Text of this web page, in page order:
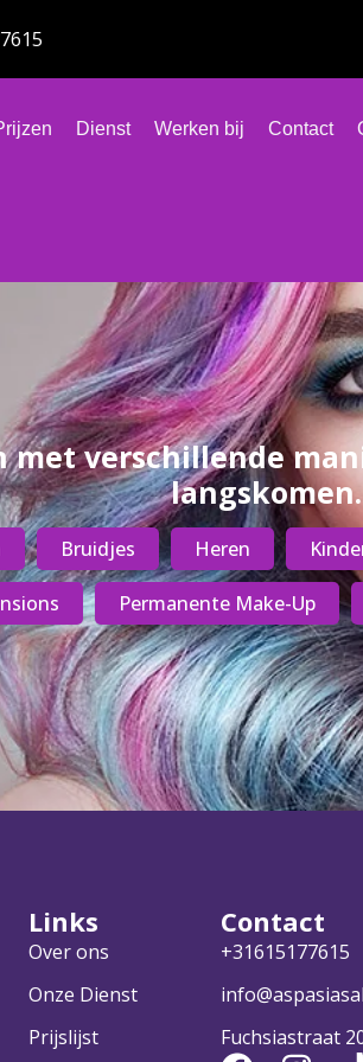
Dienst Werken bij Contact
verschillende
langskomen.
Bruidjes Heren
Permanente Make-Up
Links
Over ons
Onze Dienst
Prijslijst
Contact
+31615177615
Fuchsiastraat